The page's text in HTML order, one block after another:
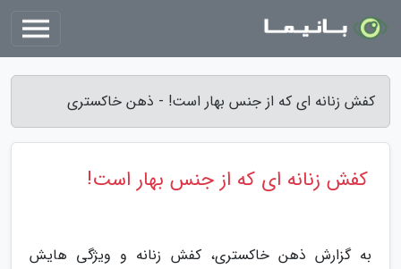
کفش زنانه ای که از جنس بهار است! - ذهن خاکستری
کفش زنانه ای که از جنس بهار است!
به گزارش ذهن خاکستری، کفش زنانه و ویژگی هایش